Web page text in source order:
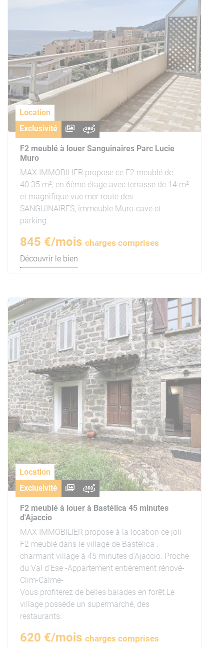
Location
Exclusivité
F2 meublé à louer Sanguinaires Parc Lucie
Muro
MAX IMMOBILIER propose ce F2 meublé de
40.35 m², en 6ème étage avec terrasse de 14 m²
et magnifique vue mer route des
SANGUINAIRES, immeuble Muro-cave et
parking.
845 €/mois charges comprises
Découvrir le bien
Location
Exclusivité
F2 meublé à louer à Bastélica 45 minutes
d'Ajaccio
MAX IMMOBILIER propose à la location ce joli
F2 meublé dans le village de Bastelica :
charmant village à 45 minutes d'Ajaccio. Proche
du Val d'Ese -Appartement entièrement rénové-
Clim-Calme-
Vous profiterez de belles balades en forêt.Le
village possède un supermarché, des
restaurants.
620 €/mois charges comprises